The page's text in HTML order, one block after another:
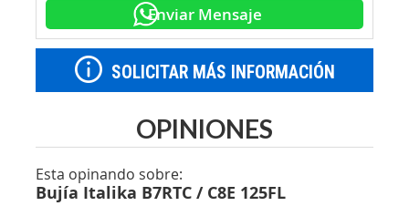
Enviar Mensaje
SOLICITAR MÁS INFORMACIÓN
OPINIONES
Esta opinando sobre:
Bujía Italika B7RTC / C8E 125FL